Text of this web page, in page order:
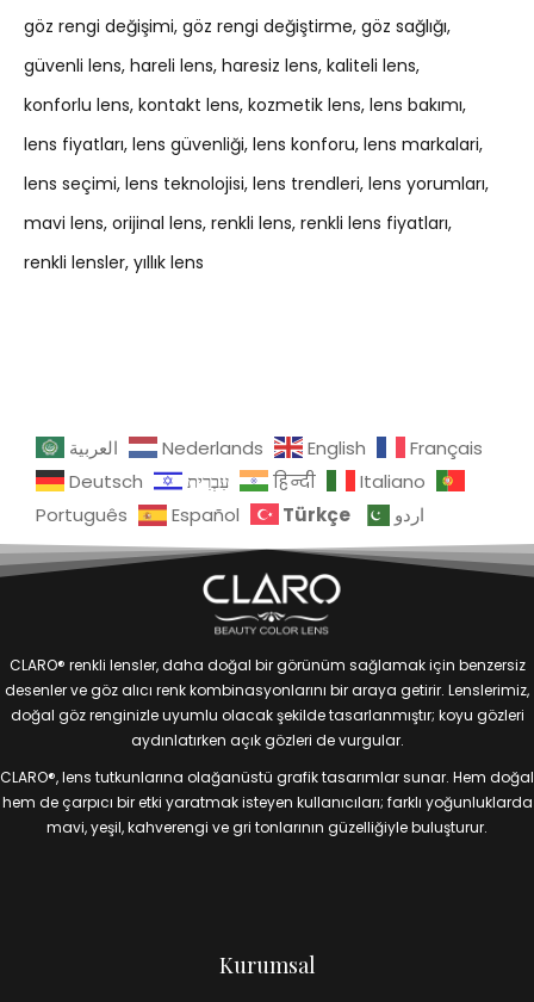
göz rengi değişimi göz rengi değiştirme göz sağlığı
güvenli lens hareli lens haresiz lens kaliteli lens
konforlu lens kontakt lens kozmetik lens lens bakımı
lens fiyatları lens güvenliği lens konforu lens markalari
lens seçimi lens teknolojisi lens trendleri lens yorumları
mavi lens orijinal lens renkli lens renkli lens fiyatları
renkli lensler yıllık lens
العربية Nederlands English
Français
Deutsch
עִבְרִית हिन्दी
Italiano
Português
Español Türkçe اردو
CLARO® renkli lensler, daha doğal bir görünüm sağlamak için benzersiz
desenler ve göz alıcı renk kombinasyonlarını bir araya getirir. Lenslerimiz,
doğal göz renginizle uyumlu olacak şekilde tasarlanmıştır; koyu gözleri
aydınlatırken açık gözleri de vurgular.
CLARO®, lens tutkunlarına olağanüstü grafik tasarımlar sunar. Hem doğal
hem de çarpıcı bir etki yaratmak isteyen kullanıcıları; farklı yoğunluklarda
mavi, yeşil, kahverengi ve gri tonlarının güzelliğiyle buluşturur.
Kurumsal